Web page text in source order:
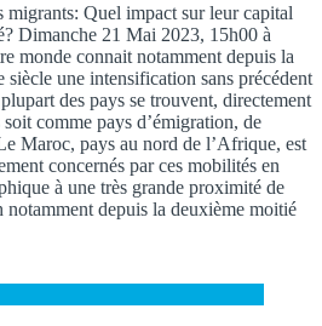
migrants: Quel impact sur leur capital
Dimanche 21 Mai 2023, 15h00 à
monde connait notamment depuis la
une intensification sans précédent
des pays se trouvent, directement
comme pays d’émigration, de
Maroc, pays au nord de l’Afrique, est
concernés par ces mobilités en
à une très grande proximité de
notamment depuis la deuxième moitié